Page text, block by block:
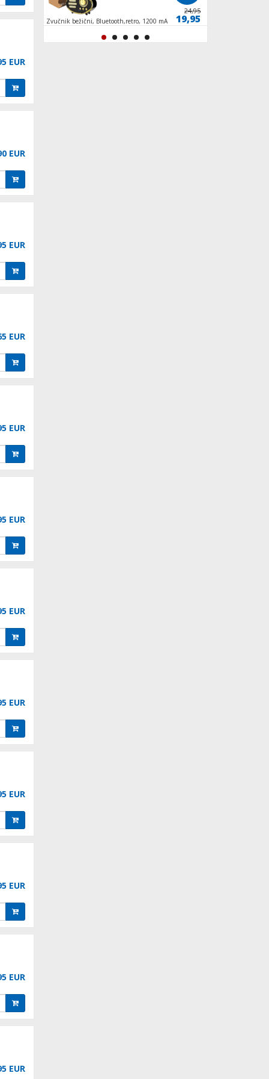
EUR
EUR
EUR
EUR
EUR
EUR
EUR
EUR
EUR
EUR
EUR
EUR
229,90
199,90
Zvučnik bežični, Bluetooth,retro, 1200 mAh, 5
24,95
19,95